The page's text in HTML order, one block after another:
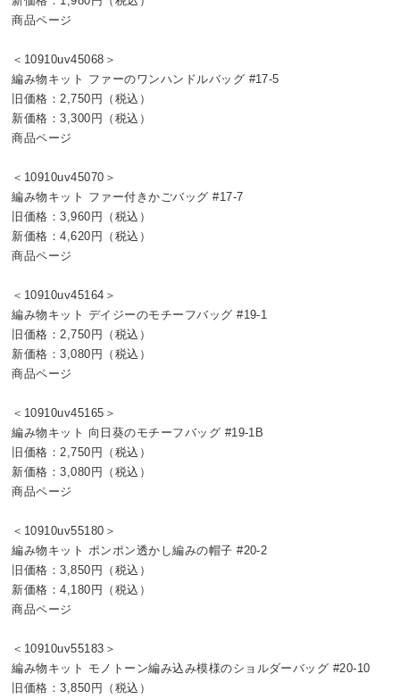
商品ページ
＜10910uv45068＞
編み物キット ファーのワンハンドルバッグ #17-5
旧価格：2,750円（税込）
新価格：3,300円（税込）
商品ページ
＜10910uv45070＞
編み物キット ファー付きかごバッグ #17-7
旧価格：3,960円（税込）
新価格：4,620円（税込）
商品ページ
＜10910uv45164＞
編み物キット デイジーのモチーフバッグ #19-1
旧価格：2,750円（税込）
新価格：3,080円（税込）
商品ページ
＜10910uv45165＞
編み物キット 向日葵のモチーフバッグ #19-1B
旧価格：2,750円（税込）
新価格：3,080円（税込）
商品ページ
＜10910uv55180＞
編み物キット ポンポン透かし編みの帽子 #20-2
旧価格：3,850円（税込）
新価格：4,180円（税込）
商品ページ
＜10910uv55183＞
編み物キット モノトーン編み込み模様のショルダーバッグ #20-10
旧価格：3,850円（税込）